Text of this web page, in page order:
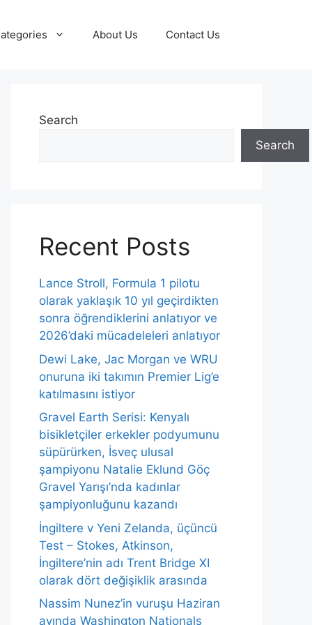
About Us Contact Us
Search
Search
Recent Posts
Lance Stroll, Formula 1 pilotu
olarak yaklaşık 10 yıl geçirdikten
sonra öğrendiklerini anlatıyor ve
2026’daki mücadeleleri anlatıyor
Dewi Lake, Jac Morgan ve WRU
onuruna iki takımın Premier Lig’e
katılmasını istiyor
Gravel Earth Serisi: Kenyalı
bisikletçiler erkekler podyumunu
süpürürken, İsveç ulusal
şampiyonu Natalie Eklund Göç
Gravel Yarışı’nda kadınlar
şampiyonluğunu kazandı
İngiltere v Yeni Zelanda, üçüncü
Test – Stokes, Atkinson,
İngiltere’nin adı Trent Bridge XI
olarak dört değişiklik arasında
Nassim Nunez’in vuruşu Haziran
ayında Washington Nationals